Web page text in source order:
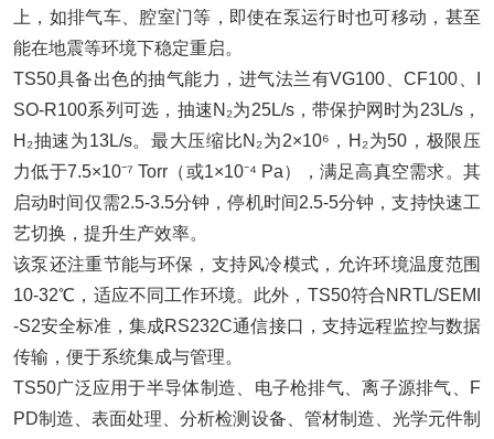
上，如排气车、腔室门等，即使在泵运行时也可移动，甚至
能在地震等环境下稳定重启。
TS50具备出色的抽气能力，进气法兰有VG100、CF100、I
SO-R100系列可选，抽速N₂为25L/s，带保护网时为23L/s，
H₂抽速为13L/s。最大压缩比N₂为2×10⁶，H₂为50，极限压
力低于7.5×10⁻⁷ Torr（或1×10⁻⁴ Pa），满足高真空需求。其
启动时间仅需2.5-3.5分钟，停机时间2.5-5分钟，支持快速工
艺切换，提升生产效率。
该泵还注重节能与环保，支持风冷模式，允许环境温度范围
10-32℃，适应不同工作环境。此外，TS50符合NRTL/SEMI
-S2安全标准，集成RS232C通信接口，支持远程监控与数据
传输，便于系统集成与管理。
TS50广泛应用于半导体制造、电子枪排气、离子源排气、F
PD制造、表面处理、分析检测设备、管材制造、光学元件制